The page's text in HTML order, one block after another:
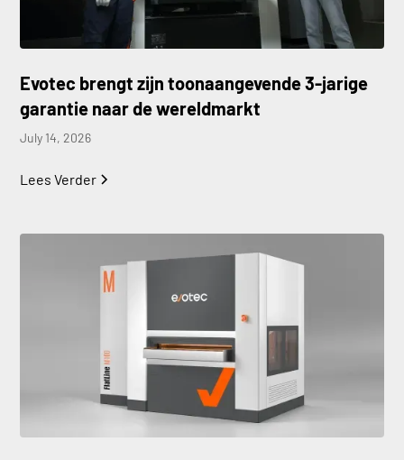
Evotec brengt zijn toonaangevende 3-jarige
garantie naar de wereldmarkt
July 14, 2026
Lees Verder